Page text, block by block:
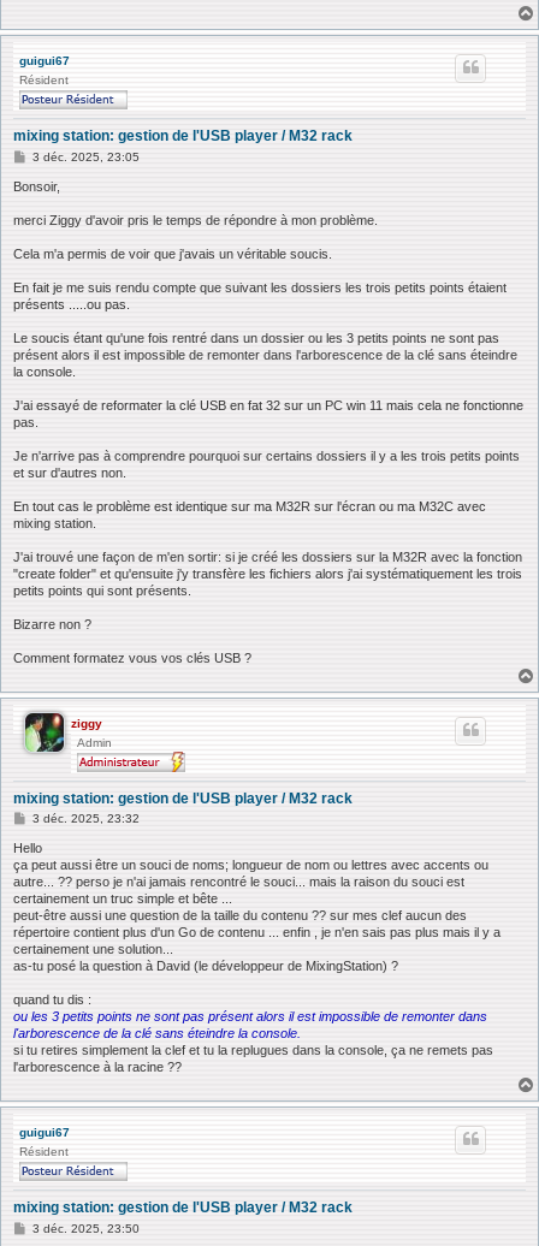
guigui67
Résident
mixing station: gestion de l'USB player / M32 rack
M
s
g
3 déc. 2025, 23:05
Bonsoir,
merci Ziggy d'avoir pris le temps de répondre à mon problème.
Cela m'a permis de voir que j'avais un véritable soucis.
En fait je me suis rendu compte que suivant les dossiers les trois petits points étaient
présents .....ou pas.
Le soucis étant qu'une fois rentré dans un dossier ou les 3 petits points ne sont pas
présent alors il est impossible de remonter dans l'arborescence de la clé sans éteindre
la console.
J'ai essayé de reformater la clé USB en fat 32 sur un PC win 11 mais cela ne fonctionne
pas.
Je n'arrive pas à comprendre pourquoi sur certains dossiers il y a les trois petits points
et sur d'autres non.
En tout cas le problème est identique sur ma M32R sur l'écran ou ma M32C avec
mixing station.
J'ai trouvé une façon de m'en sortir: si je créé les dossiers sur la M32R avec la fonction
"create folder" et qu'ensuite j'y transfère les fichiers alors j'ai systématiquement les trois
petits points qui sont présents.
Bizarre non ?
Comment formatez vous vos clés USB ?
ziggy
Admin
mixing station: gestion de l'USB player / M32 rack
M
s
s
a
g
e
3 déc. 2025, 23:32
Hello
ça peut aussi être un souci de noms; longueur de nom ou lettres avec accents ou
autre... ?? perso je n'ai jamais rencontré le souci... mais la raison du souci est
certainement un truc simple et bête ...
peut-être aussi une question de la taille du contenu ?? sur mes clef aucun des
répertoire contient plus d'un Go de contenu ... enfin , je n'en sais pas plus mais il y a
certainement une solution...
as-tu posé la question à David (le développeur de MixingStation) ?
quand tu dis :
ou les 3 petits points ne sont pas présent alors il est impossible de remonter dans
l'arborescence de la clé sans éteindre la console.
si tu retires simplement la clef et tu la replugues dans la console, ça ne remets pas
l'arborescence à la racine ??
guigui67
Résident
mixing station: gestion de l'USB player / M32 rack
M3 déc. 2025, 23:50